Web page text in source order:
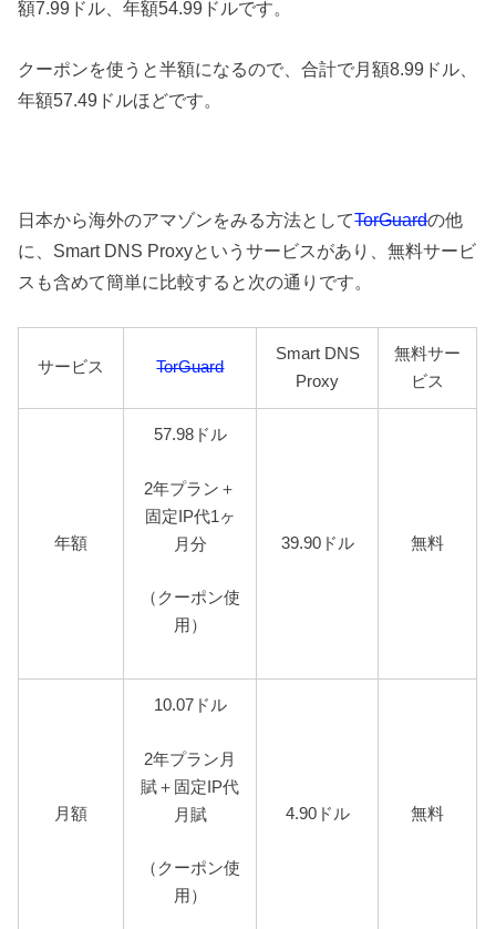
額7.99ドル、年額54.99ドルです。
クーポンを使うと半額になるので、合計で月額8.99ドル、
年額57.49ドルほどです。
日本から海外のアマゾンをみる方法としてTorGuardの他
に、Smart DNS Proxyというサービスがあり、無料サービ
スも含めて簡単に比較すると次の通りです。
サービス TorGuard
Smart DNS
Proxy
無料サー
ビス
年額
57.98ドル
2年プラン＋
固定IP代1ヶ
月分
（クーポン使
用）
39.90ドル 無料
月額
10.07ドル
2年プラン月
賦＋固定IP代
月賦
（クーポン使
用）
4.90ドル 無料